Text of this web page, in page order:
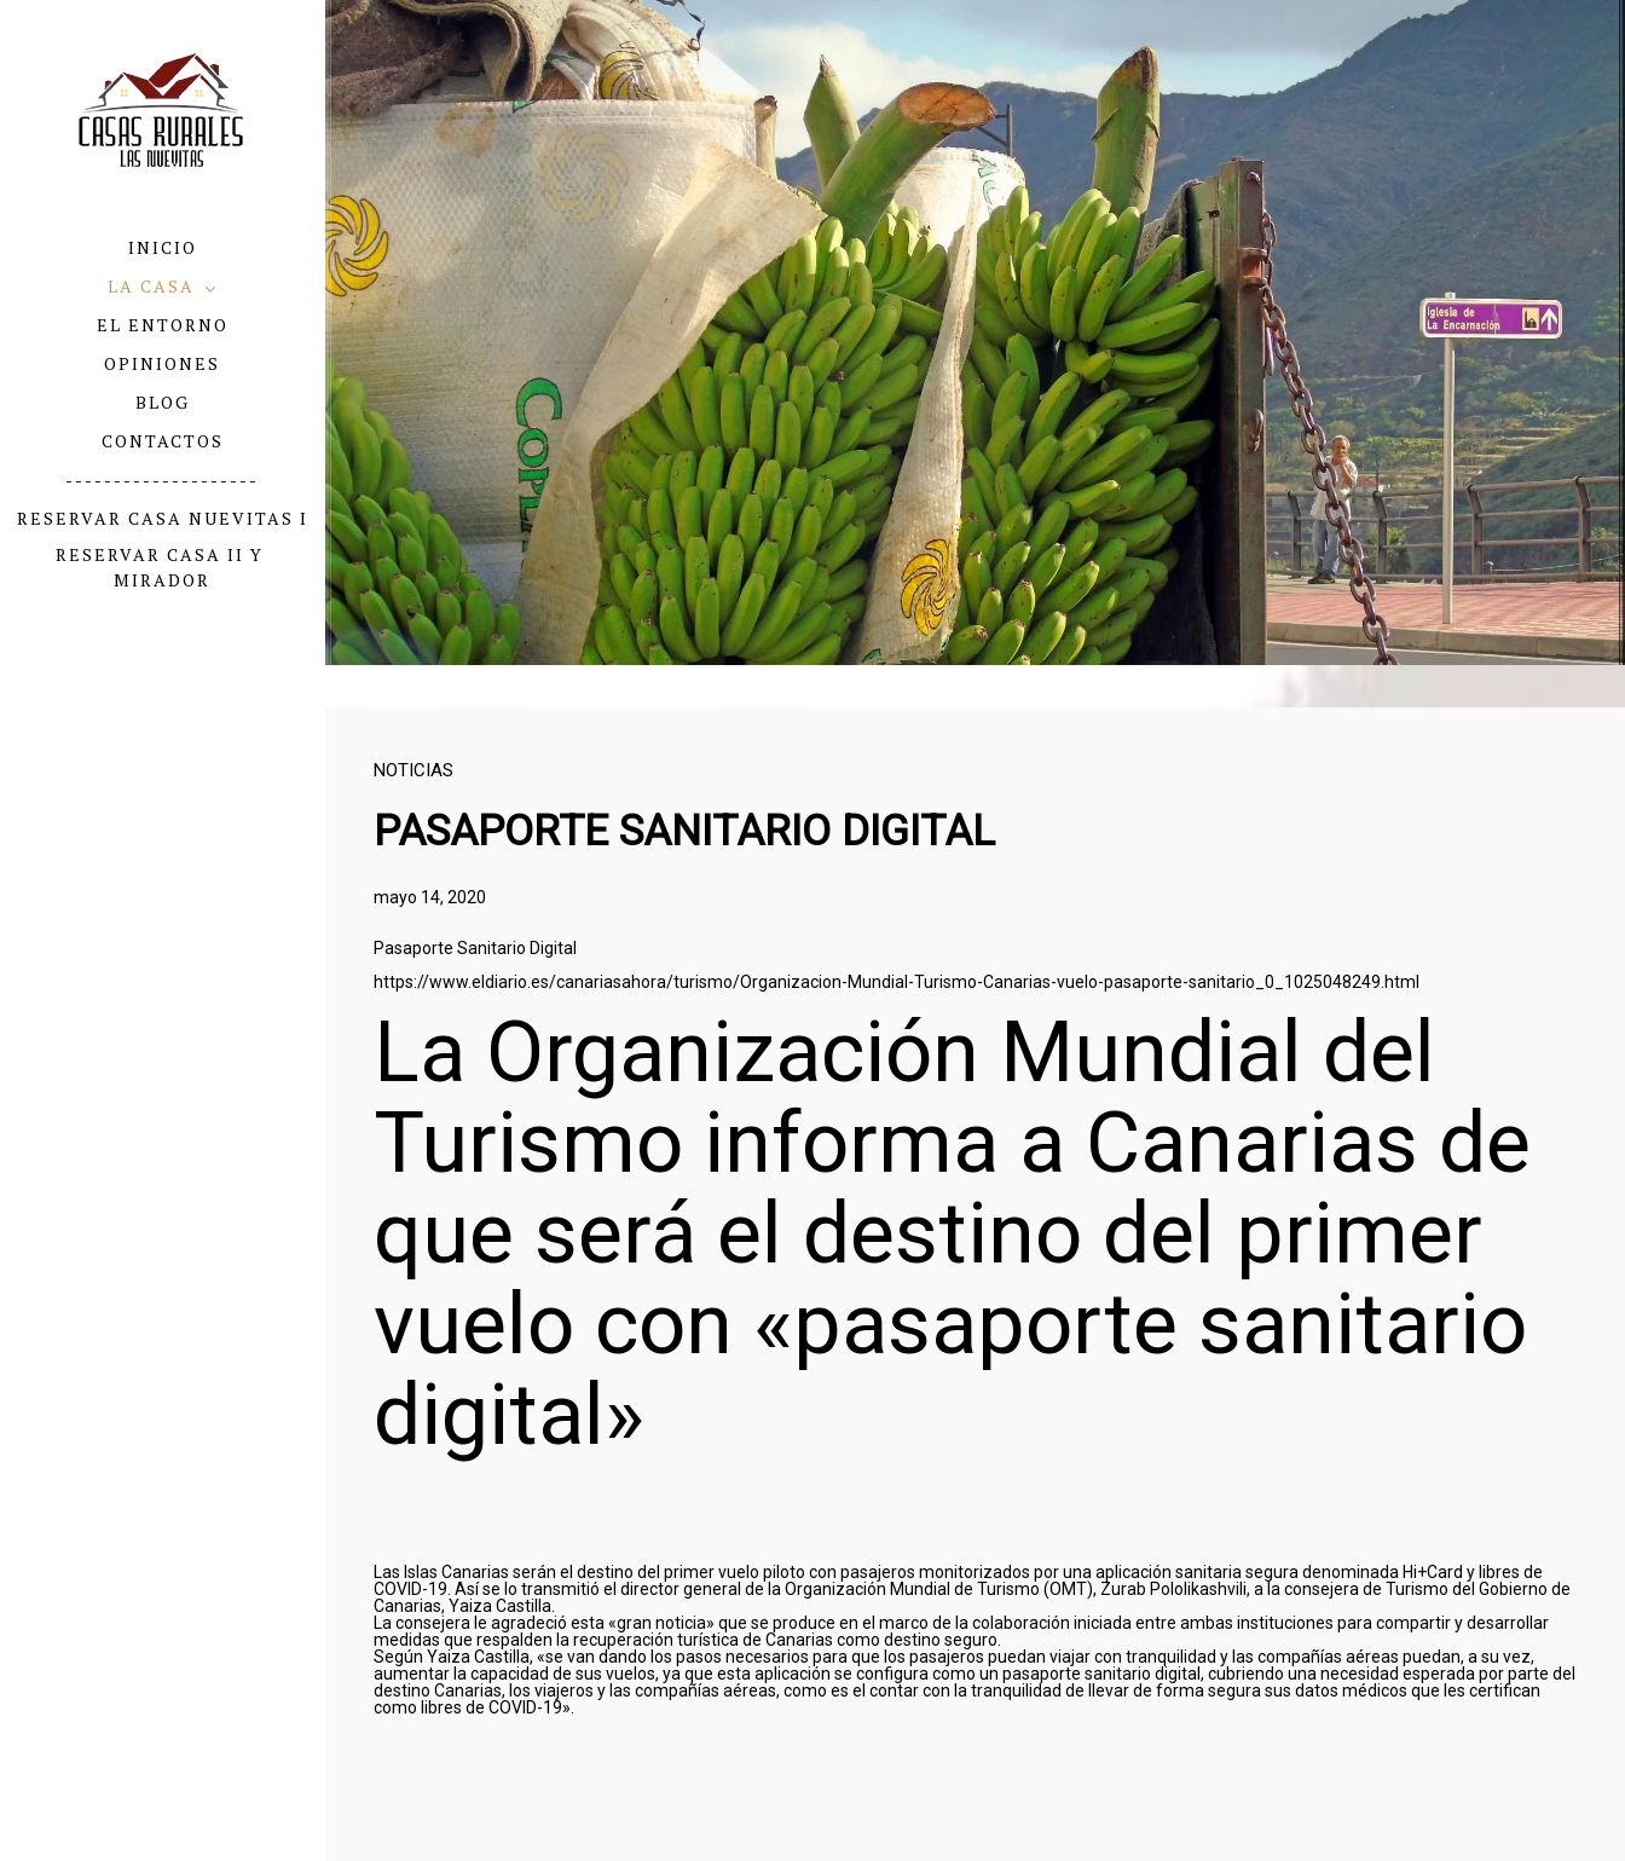
INICIO
LA CASA
EL ENTORNO
OPINIONES
BLOG
CONTACTOS
--------------------
RESERVAR CASA NUEVITAS I
RESERVAR CASA II Y
MIRADOR
NOTICIAS
PASAPORTE SANITARIO DIGITAL
mayo 14, 2020
Pasaporte Sanitario Digital
https://www.eldiario.es/canariasahora/turismo/Organizacion-Mundial-Turismo-Canarias-vuelo-pasaporte-sanitario_0_1025048249.html
La Organización Mundial del
Turismo informa a Canarias de
que será el destino del primer
vuelo con «pasaporte sanitario
digital»
Las Islas Canarias serán el destino del primer vuelo piloto con pasajeros monitorizados por una aplicación sanitaria segura denominada Hi+Card y libres de
COVID-19. Así se lo transmitió el director general de la Organización Mundial de Turismo (OMT), Zurab Pololikashvili, a la consejera de Turismo del Gobierno de
Canarias, Yaiza Castilla.
La consejera le agradeció esta «gran noticia» que se produce en el marco de la colaboración iniciada entre ambas instituciones para compartir y desarrollar
medidas que respalden la recuperación turística de Canarias como destino seguro.
Según Yaiza Castilla, «se van dando los pasos necesarios para que los pasajeros puedan viajar con tranquilidad y las compañías aéreas puedan, a su vez,
aumentar la capacidad de sus vuelos, ya que esta aplicación se configura como un pasaporte sanitario digital, cubriendo una necesidad esperada por parte del
destino Canarias, los viajeros y las compañías aéreas, como es el contar con la tranquilidad de llevar de forma segura sus datos médicos que les certifican
como libres de COVID-19».